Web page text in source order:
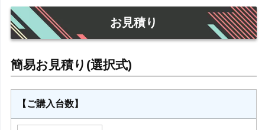
お見積り
【ご購入台数】